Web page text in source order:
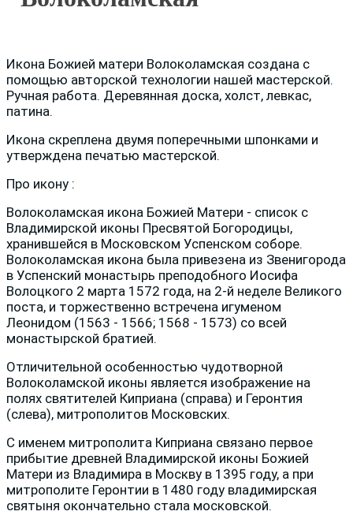
Икона Божией матери Волоколамская создана с
помощью авторской технологии нашей мастерской.
Ручная работа. Деревянная доска, холст, левкас,
патина.
Икона скреплена двумя поперечными шпонками и
утверждена печатью мастерской.
Про икону :
Волоколамская икона Божией Матери - список с
Владимирской иконы Пресвятой Богородицы,
хранившейся в Московском Успенском соборе.
Волоколамская икона была привезена из Звенигорода
в Успенский монастырь преподобного Иосифа
Волоцкого 2 марта 1572 года, на 2-й неделе Великого
поста, и торжественно встречена игуменом
Леонидом (1563 - 1566; 1568 - 1573) со всей
монастырской братией.
Отличительной особенностью чудотворной
Волоколамской иконы является изображение на
полях святителей Киприана (справа) и Геронтия
(слева), митрополитов Московских.
С именем митрополита Киприана связано первое
прибытие древней Владимирской иконы Божией
Матери из Владимира в Москву в 1395 году, а при
митрополите Геронтии в 1480 году владимирская
святыня окончательно стала московской.